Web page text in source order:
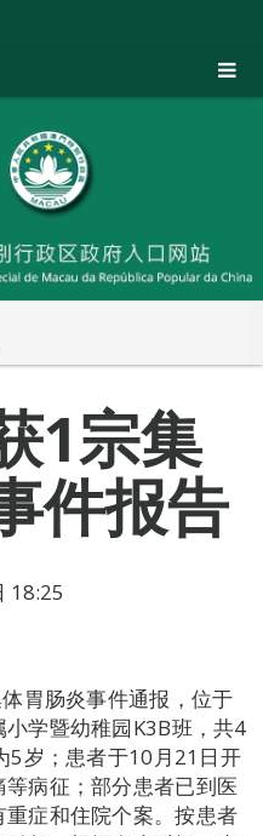
1宗集
件报告
18:25
胃肠炎事件通报，位于
学暨幼稚园K3B班，共4
5岁；患者于10月21日开
病征；部分患者已到医
症和住院个案。按患者